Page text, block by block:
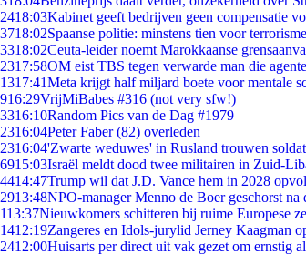
2418:03Kabinet geeft bedrijven geen compensatie
3718:02Spaanse politie: minstens tien voor
3318:02Ceuta-leider noemt Marokkaanse
2317:58OM eist TBS tegen verwarde man die
1317:41Meta krijgt half miljard boete voor mentale
916:29VrijMiBabes #316 (not very sfw!)
3316:10Random Pics van de Dag #1979
2316:04Peter Faber (82) overleden
2316:04'Zwarte weduwes' in Rusland trouwen
6915:03Israël meldt dood twee militairen in Zuid-
4414:47Trump wil dat J.D. Vance hem in 2028
2913:48NPO-manager Menno de Boer geschorst
113:37Nieuwkomers schitteren bij ruime Europese
1412:19Zangeres en Idols-jurylid Jerney Kaagman
2412:00Huisarts per direct uit vak gezet om ernstig